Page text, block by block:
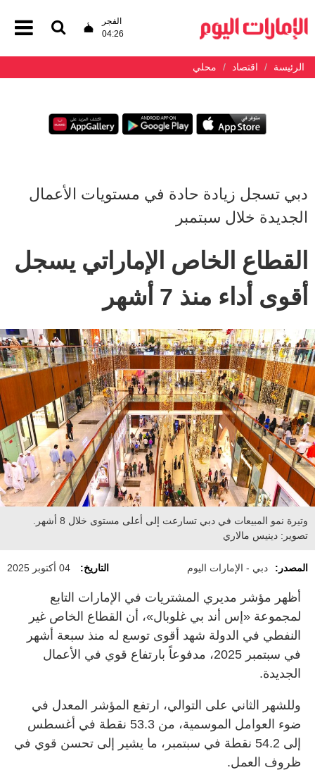
الفجر
04:26
الرئيسة اقتصاد محلي
دبي تسجل زيادة حادة في مستويات الأعمال
الجديدة خلال سبتمبر
القطاع الخاص الإماراتي يسجل
أقوى أداء منذ 7 أشهر
وتيرة نمو المبيعات في دبي تسارعت إلى أعلى مستوى خلال 8 أشهر.
تصوير: دينيس مالاري
المصدر: دبي - الإمارات اليوم التاريخ: 04 أكتوبر 2025
أظهر مؤشر مديري المشتريات في الإمارات التابع
لمجموعة «إس أند بي غلوبال»، أن القطاع الخاص غير
النفطي في الدولة شهد أقوى توسع له منذ سبعة أشهر
في سبتمبر 2025، مدفوعاً بارتفاع قوي في الأعمال
الجديدة.
وللشهر الثاني على التوالي، ارتفع المؤشر المعدل في
ضوء العوامل الموسمية، من 53.3 نقطة في أغسطس
إلى 54.2 نقطة في سبتمبر، ما يشير إلى تحسن قوي في
ظروف العمل.